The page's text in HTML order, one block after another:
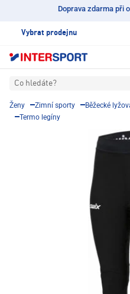
Doprava zdarma při
Vybrat prodejnu
Co hledáte?
Ženy Zimní sporty Běžecké
Termo legíny